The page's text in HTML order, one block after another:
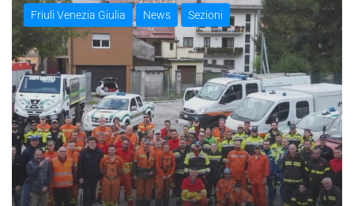
Friuli Venezia Giulia News Sezioni